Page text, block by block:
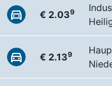
€ 2.039
€ 2.139